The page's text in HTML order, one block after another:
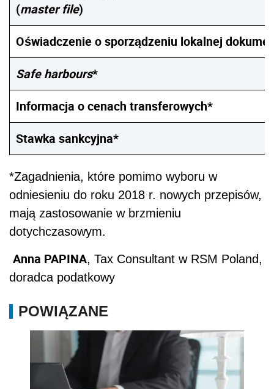
(master file)
Oświadczenie o sporządzeniu lokalnej
Safe harbours*
Informacja o cenach transferowych*
Stawka sankcyjna*
*Zagadnienia, które pomimo wyboru w
odniesieniu do roku 2018 r. nowych przepisów,
mają zastosowanie w brzmieniu
dotychczasowym.
Anna PAPINA, Tax Consultant w RSM Poland,
doradca podatkowy
POWIĄZANE